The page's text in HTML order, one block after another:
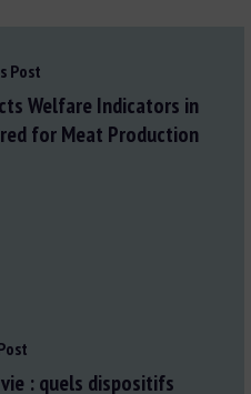
Post
Welfare Indicators in
for Meat Production
: quels dispositifs